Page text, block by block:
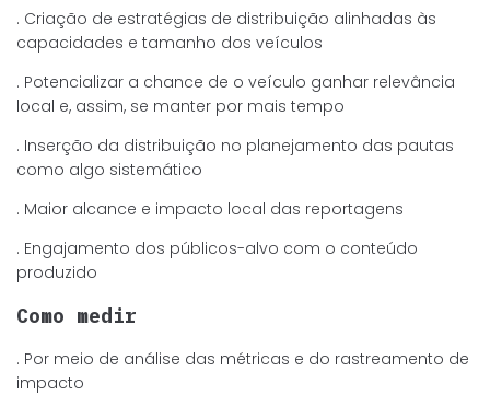
. Criação de estratégias de distribuição alinhadas às
capacidades e tamanho dos veículos
. Potencializar a chance de o veículo ganhar relevância
local e, assim, se manter por mais tempo
. Inserção da distribuição no planejamento das pautas
como algo sistemático
. Maior alcance e impacto local das reportagens
. Engajamento dos públicos-alvo com o conteúdo
produzido
Como medir
. Por meio de análise das métricas e do rastreamento de
impacto